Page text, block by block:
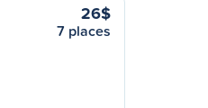
26$
7 places